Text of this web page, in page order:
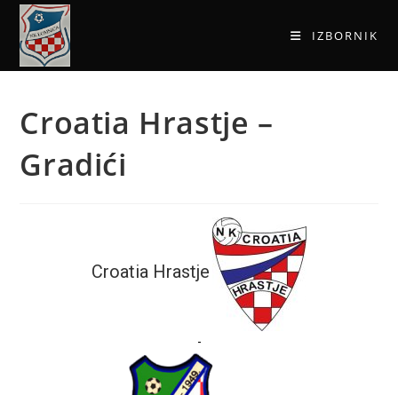
IZBORNIK
Croatia Hrastje –
Gradići
Croatia Hrastje
-